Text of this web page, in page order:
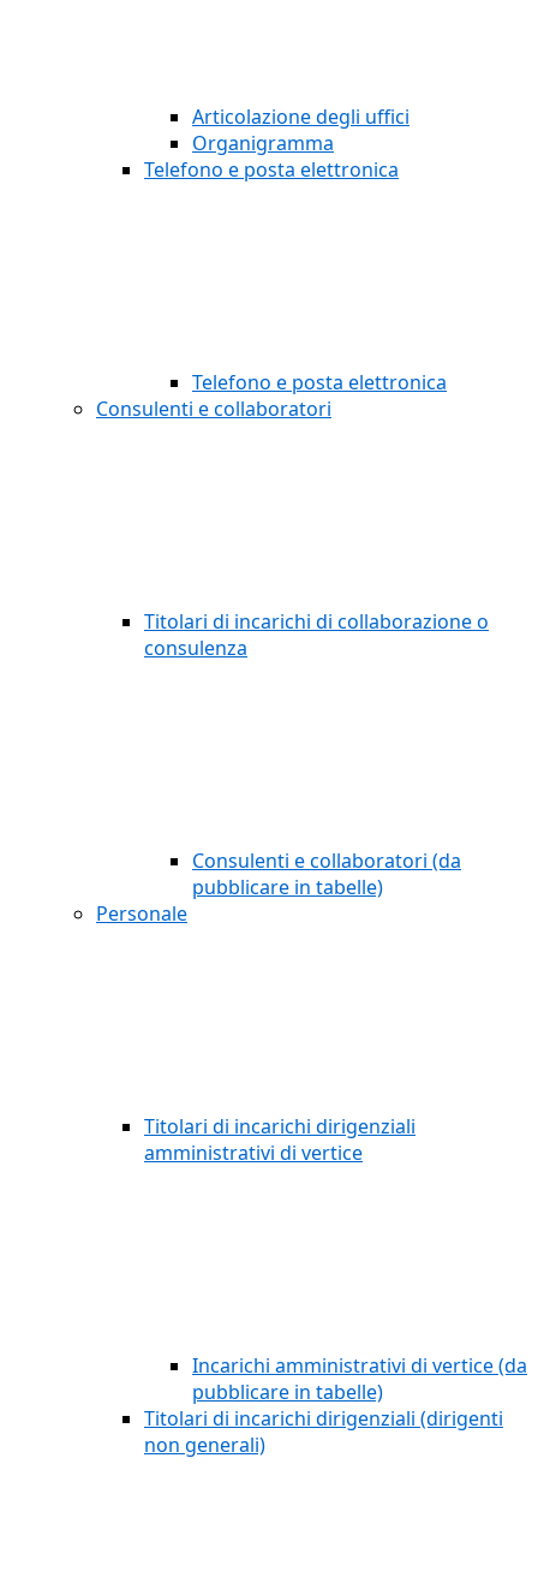
Articolazione degli uffici
Organigramma
Telefono e posta elettronica
Telefono e posta elettronica
Consulenti e collaboratori
Titolari di incarichi di collaborazione o
consulenza
Consulenti e collaboratori (da
pubblicare in tabelle)
Personale
Titolari di incarichi dirigenziali
amministrativi di vertice
Incarichi amministrativi di vertice (da
pubblicare in tabelle)
Titolari di incarichi dirigenziali (dirigenti
non generali)